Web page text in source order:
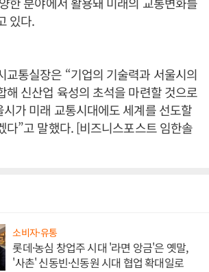
있다.
교통실장은 “기업의 기술력과 서울시의
해 신산업 육성의 초석을 마련할 것으로
시가 미래 교통시대에도 세계를 선도할
다”고 말했다. [비즈니스포스트 임한솔
소비자·유통
롯데·농심 창업주 시대 '라면 앙금'은 옛말,
'사촌' 신동빈·신동원 시대 협업 확대일로